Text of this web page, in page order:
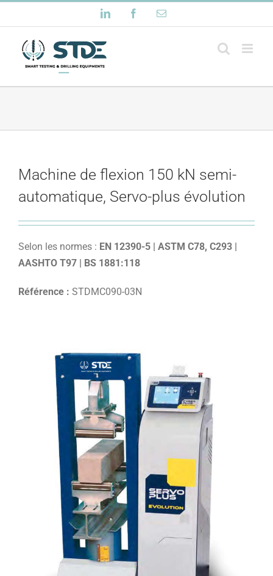
au
contenu
LinkedIn FacebookEmail
Machine de flexion 150 kN semi-
automatique, Servo-plus évolution
Selon les normes : EN 12390-5 | ASTM C78, C293 |
AASHTO T97 | BS 1881:118
Référence : STDMC090-03N